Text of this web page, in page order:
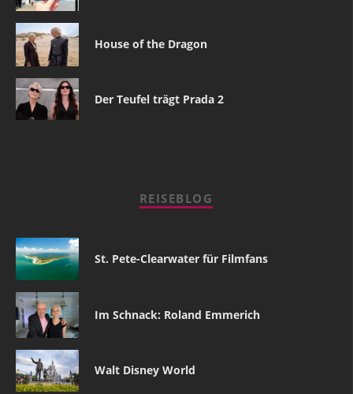
House of the Dragon
Der Teufel trägt Prada 2
REISEBLOG
St. Pete-Clearwater für Filmfans
Im Schnack: Roland Emmerich
Walt Disney World